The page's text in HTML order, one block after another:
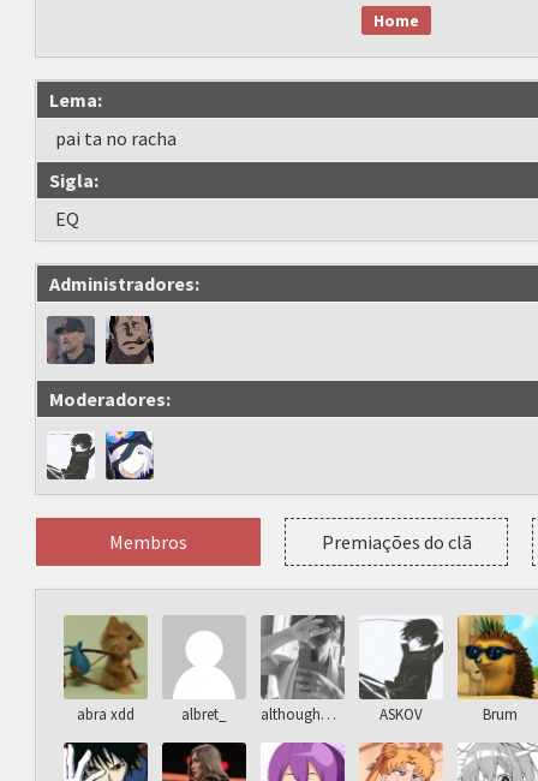
Home
Lema:
pai ta no racha
Sigla:
EQ
Administradores:
Moderadores:
Membros Premiações do clã
abra xdd albret_ althoughmirai ASKOV Brum